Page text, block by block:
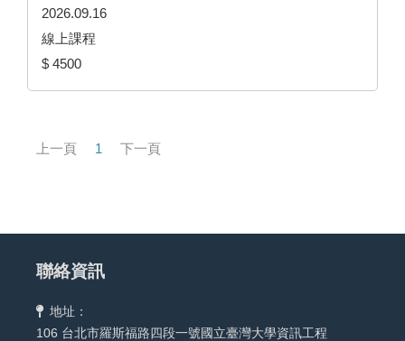
2026.09.16
線上課程
$ 4500
上一頁 1 下一頁
聯絡資訊
地址：
106 台北市羅斯福路四段一號國立臺灣大學資訊工程